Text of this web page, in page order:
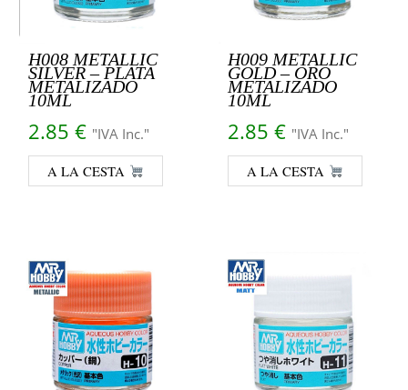
H008 METALLIC
SILVER – PLATA
METALIZADO
10ML
2.85 € "IVA Inc."
A LA CESTA
H009 METALLIC
GOLD – ORO
METALIZADO
10ML
2.85 € "IVA Inc."
A LA CESTA